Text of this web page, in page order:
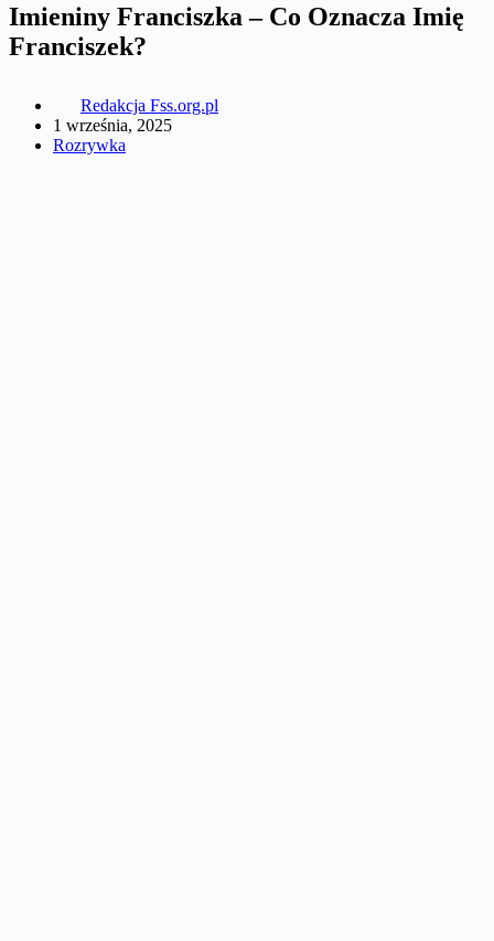
Imieniny Franciszka – Co Oznacza Imię
Franciszek?
Redakcja Fss.org.pl
1 września, 2025
Rozrywka